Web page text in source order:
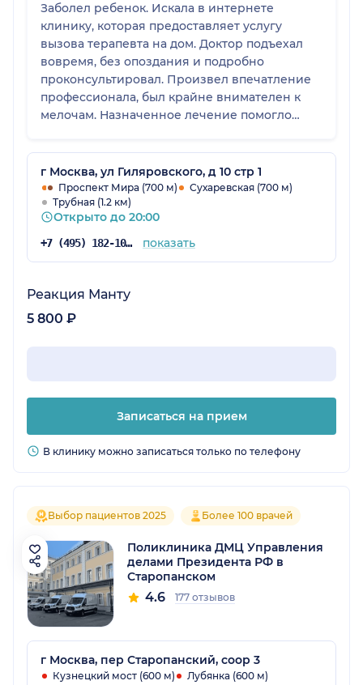
Заболел ребенок. Искала в интернете
клинику, которая предоставляет услугу
вызова терапевта на дом. Доктор подъехал
вовремя, без опоздания и подробно
проконсультировал. Произвел впечатление
профессионала, был крайне внимателен к
мелочам. Назначенное лечение помогло
прописал, сработало. Услуга стоит своих
денег.
г Москва, ул Гиляровского, д 10 стр 1
Проспект Мира (700 м)
Сухаревская (700 м)
Трубная (1.2 км)
Открыто до 20:00
+7 (495) 182-10-36 показать
Реакция Манту
5 800 ₽
Записаться на прием
В клинику можно записаться только по телефону
Выбор пациентов 2025 Более 100 врачей
Поликлиника ДМЦ Управления
делами Президента РФ в
Старопанском
4.6 177 отзывов
г Москва, пер Старопанский, соор 3
Кузнецкий мост (600 м)
Лубянка (600 м)